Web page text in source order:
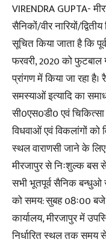
VIRENDRA GUPTA-
सैनिकों/वीर नारियों/
सूचित किया जाता है कि
फरवरी, 2020 को फुटबाल
प्रांगण में किया जा रहा
समस्याओं इत्यादि का
सी0एस0डी0 एवं
विधवाओं एवं विकलांगों को
स्थल वाराणसी जाने के
मीरजापुर से निःशुल्क बस
सभी भूतपूर्व सैनिक बन्धुओ
को समय: सुबह 08ः00
कार्यालय, मीरजापुर में
निर्धारित स्थल तक समय